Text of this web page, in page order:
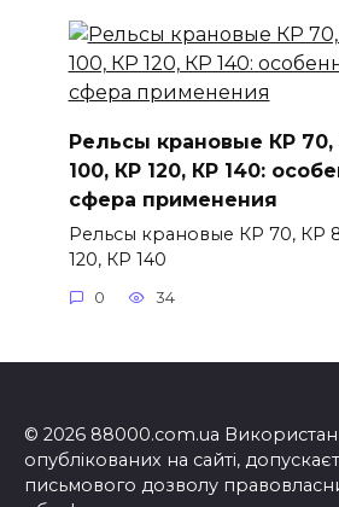
Рельсы крановые КР 70,
100, КР 120, КР 140:
сфера применения
Рельсы крановые КР 70, КР
120, КР 140
0 34
© 2026 88000.com.ua
опублікованих на сайті,
письмового дозволу